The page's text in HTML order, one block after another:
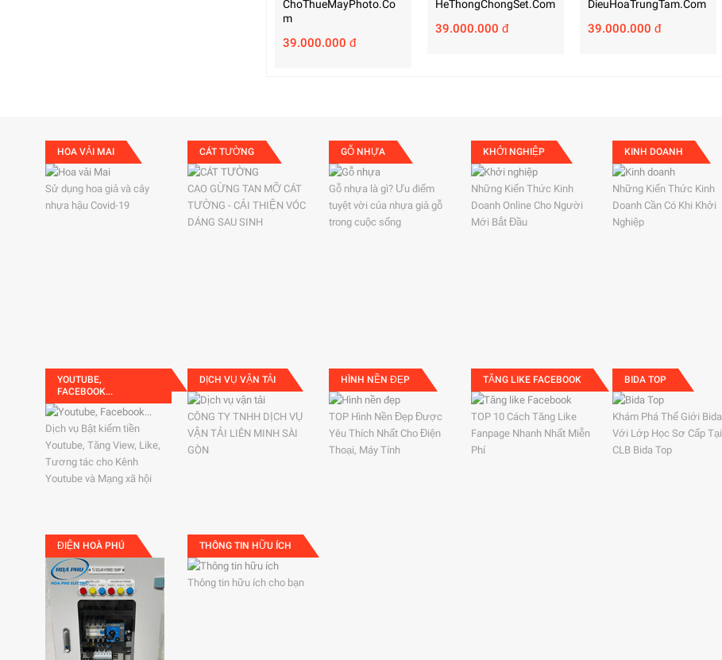
ChoThueMayPhoto.co
M
39.000.000 đ
HeThongChongSet.com
39.000.000 đ
DieuHoaTrungTam.com
39.000.000 đ
HOA VẢI MAI
Sử dụng hoa giả và cây
nhựa hậu Covid-19
CÁT TƯỜNG
CAO GỪNG TAN MỠ CÁT
TƯỜNG - CẢI THIỆN VÓC
DÁNG SAU SINH
GỖ NHỰA
Gỗ nhựa là gì? Ưu điểm
tuyệt vời của nhựa giả gỗ
trong cuộc sống
KHỞI NGHIỆP
Những Kiến Thức Kinh
Doanh Online Cho Người
Mới Bắt Đầu
KINH DOANH
Những Kiến Thức Kinh
Doanh Cần Có Khi Khởi
Nghiệp
YOUTUBE,
FACEBOOK...
Dịch vụ Bật kiếm tiền
Youtube, Tăng View, Like,
Tương tác cho Kênh
Youtube và Mạng xã hội
DỊCH VỤ VẬN TẢI
CÔNG TY TNHH DỊCH VỤ
VẬN TẢI LIÊN MINH SÀI
GÒN
HÌNH NỀN ĐẸP
TOP Hình Nền Đẹp Được
Yêu Thích Nhất Cho Điện
Thoại, Máy Tính
TĂNG LIKE FACEBOOK
TOP 10 Cách Tăng Like
Fanpage Nhanh Nhất Miễn
Phí
BIDA TOP
Khám Phá Thế Giới Bida
Với Lớp Học Sơ Cấp Tại
CLB Bida Top
ĐIỆN HOÀ PHÚ THÔNG TIN HỮU ÍCH
Thông tin hữu ích cho bạn